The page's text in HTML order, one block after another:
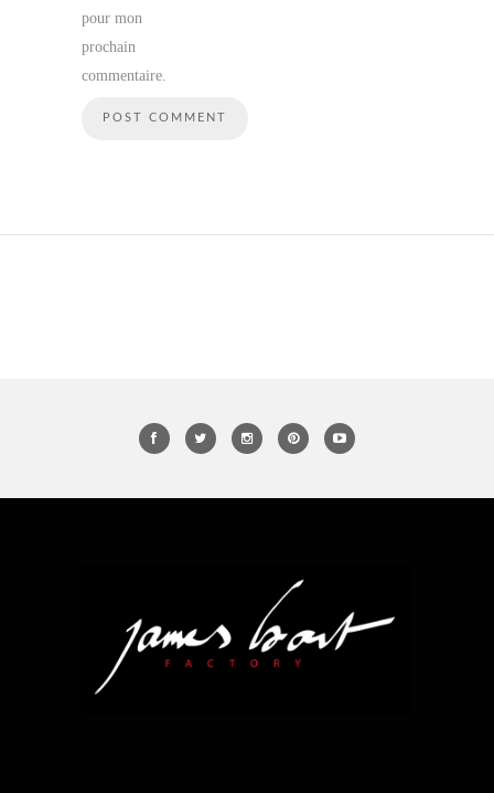
pour mon
prochain
commentaire.